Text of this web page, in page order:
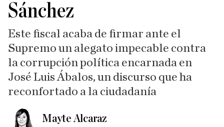
Sánchez
Este fiscal acaba de firmar ante el
Supremo un alegato impecable contra
la corrupción política encarnada en
José Luis Ábalos, un discurso que ha
reconfortado a la ciudadanía
Mayte Alcaraz